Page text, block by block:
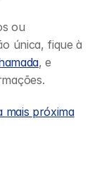
ou
única, fique à
, e
mais próxima